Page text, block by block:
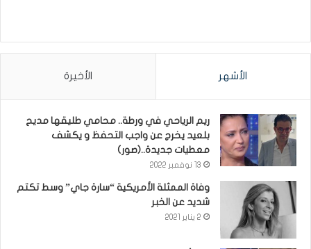
الأشهر الأخيرة
ريم الرياحي في ورطة.. محامي طليقها مديح
بلعيد يخرج عن واجب التحفظ و يكشف
معطيات جديدة..(صور)
13 نوفمبر 2022
وفاة الممثلة الأمريكية “سارة جاي” وسط تكتم
شديد عن الخبر
2 يناير 2021